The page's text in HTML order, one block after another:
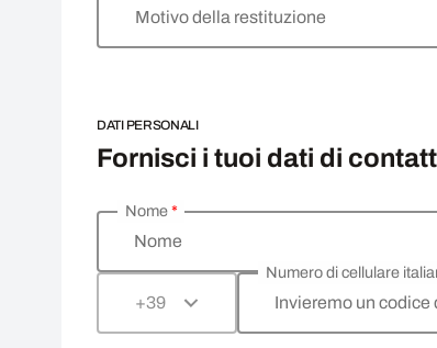
Motivo della restituzione
DATI PERSONALI
Fornisci i tuoi dati di
Inserisci i tuoi dati personali
Nome
Nome*
+39 Invieremo un codice
Numero di cellulare